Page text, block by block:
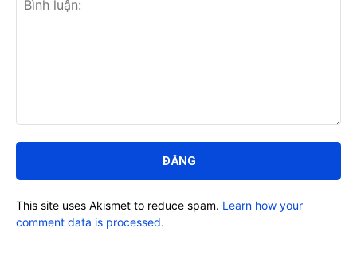
luận:
This site uses Akismet to reduce spam. Learn how your
comment data is processed.